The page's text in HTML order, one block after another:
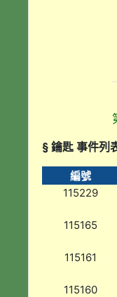
§ 鑰匙 事件列
編號
115229
115165
115161
115160